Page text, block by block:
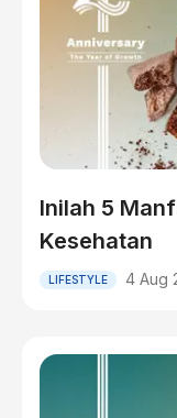
Inilah 5
Kesehatan
LIFESTYLE 4 Aug